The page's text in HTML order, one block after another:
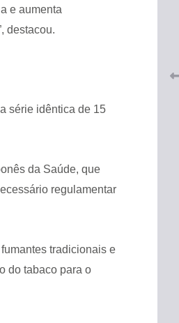
e aumenta
destacou.
série idêntica de 15
da Saúde, que
regulamentar
tradicionais e
do tabaco para o
e garante continuidade
gratuito à Academia